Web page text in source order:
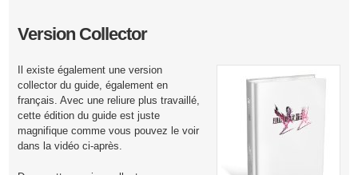
Version Collector
Il existe également une version
collector du guide, également en
français. Avec une reliure plus travaillé,
cette édition du guide est juste
magnifique comme vous pouvez le voir
dans la vidéo ci-après.